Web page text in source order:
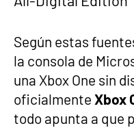
Según estas
la consola de
una Xbox One sin
oficialmente Xbox
todo apunta a que